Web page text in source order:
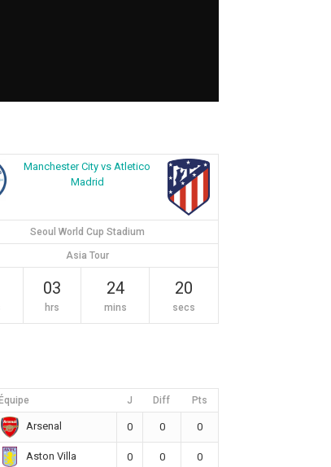
Manchester City vs Atletico
Madrid
Seoul World Cup Stadium
Asia Tour
03
hrs
24
mins
19
secs
Équipe J Diff Pts
Arsenal 0 0 0
Aston Villa 0 0 0